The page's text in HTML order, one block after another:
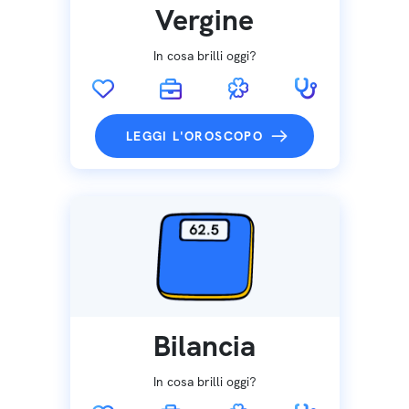
Vergine
In cosa brilli oggi?
LEGGI L'OROSCOPO
Bilancia
In cosa brilli oggi?